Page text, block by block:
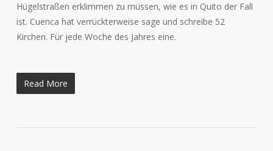
Hügelstraßen erklimmen zu müssen, wie es in Quito der Fall
ist. Cuenca hat verrückterweise sage und schreibe 52
Kirchen. Für jede Woche des Jahres eine.
Read More